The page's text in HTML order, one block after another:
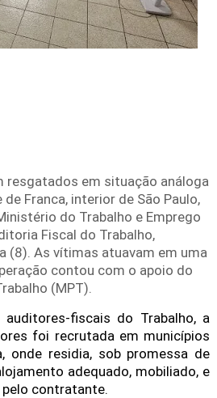
resgatados em situação análoga
Franca, interior de São Paulo,
do Trabalho e Emprego
Fiscal do Trabalho,
(8). As vítimas atuavam em uma
contou com o apoio do
(MPT).
auditores-fiscais do Trabalho, a
foi recrutada em municípios
onde residia, sob promessa de
adequado, mobiliado, e
contratante.